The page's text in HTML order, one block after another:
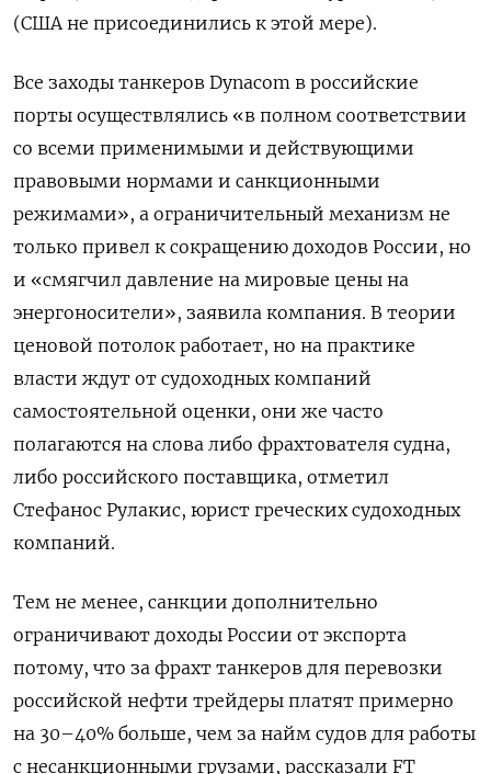
(США не присоединились к этой мере).
Все заходы танкеров Dynacom в российские
порты осуществлялись «в полном соответствии
со всеми применимыми и действующими
правовыми нормами и санкционными
режимами», а ограничительный механизм не
только привел к сокращению доходов России, но
и «смягчил давление на мировые цены на
энергоносители», заявила компания. В теории
ценовой потолок работает, но на практике
власти ждут от судоходных компаний
самостоятельной оценки, они же часто
полагаются на слова либо фрахтователя судна,
либо российского поставщика, отметил
Стефанос Рулакис, юрист греческих судоходных
компаний.
Тем не менее, санкции дополнительно
ограничивают доходы России от экспорта
потому, что за фрахт танкеров для перевозки
российской нефти трейдеры платят примерно
на 30–40% больше, чем за найм судов для работы
с несанкционными грузами, рассказали FT